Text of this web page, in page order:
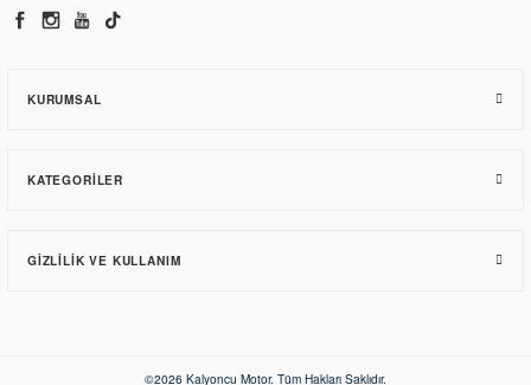
207,73 TL
KURUMSAL
KATEGORILER
GIZLILIK VE KULLANIM
©2026 Kalyoncu Motor. Tüm Hakları Saklıdır.